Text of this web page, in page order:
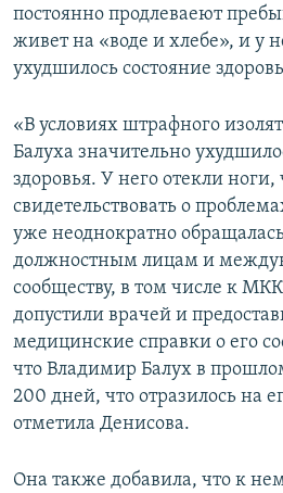
постоянно продлеваеют
живет на «воде и хлебе», и у
ухудшилось состояние
«В условиях штрафного
Балуха значительно
здоровья. У него отекли
свидетельствовать о
уже неоднократно
должностным лицам и
сообществу, в том числе к
допустили врачей и
медицинские справки о его
что Владимир Балух в
200 дней, что отразилось на
отметила Денисова.
Она также добавила, что к